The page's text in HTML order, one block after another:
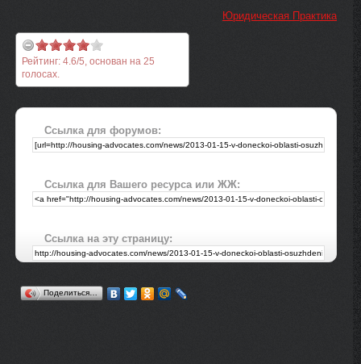
Юридическая Практика
Рейтинг: 4.6/5, основан на 25
голосах.
Ссылка для форумов:
Ссылка для Вашего ресурса или ЖЖ:
Ссылка на эту страницу:
Поделиться…